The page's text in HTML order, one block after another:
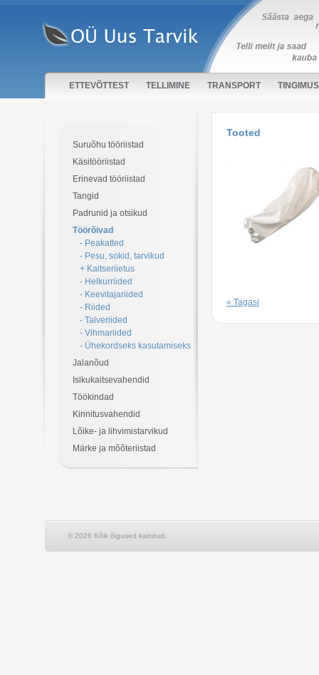
ETTEVÕTTEST TELLIMINE TRANSPORT
Suruõhu tööriistad
Käsitööriistad
Erinevad tööriistad
Tangid
Padrunid ja otsikud
Töörõivad
- Peakatted
- Pesu, sokid, tarvikud
+ Kaitseriietus
- Helkurriided
- Keevitajariided
- Riided
- Talveriided
- Vihmariided
- Ühekordseks kasutamiseks
Jalanõud
Isikukaitsevahendid
Töökindad
Kinnitusvahendid
Lõike- ja lihvimistarvikud
Märke ja mõõteriistad
Tooted
« Tagasi
© 2026 Kõik õigused kaitstud.